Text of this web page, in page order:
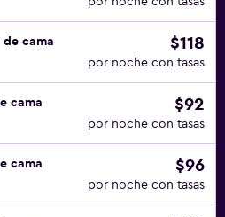
cama
$118
por noche con tasas
cama
$92
por noche con tasas
cama
$96
por noche con tasas